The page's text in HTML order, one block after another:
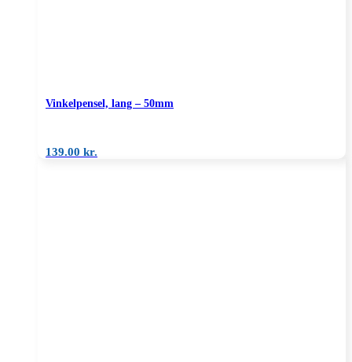
Vinkelpensel, lang – 50mm
139.00 kr.